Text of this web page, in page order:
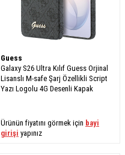
Guess
Galaxy S26 Ultra Kılıf Guess Orjinal
Lisanslı M-safe Şarj Özellikli Script
Yazı Logolu 4G Desenli Kapak
Ürünün fiyatını görmek için bayi
girişi yapınız